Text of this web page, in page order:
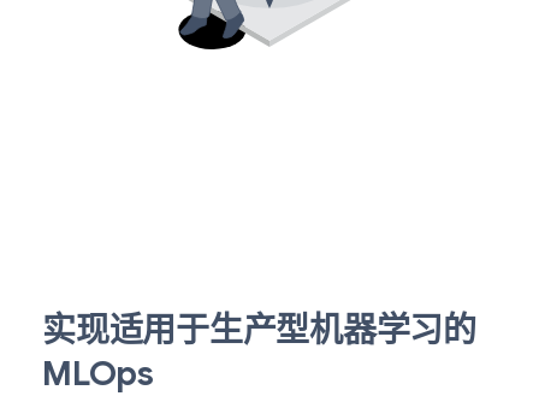
实现适用于生产型机器学习的
MLOps